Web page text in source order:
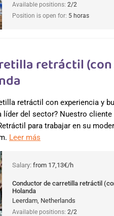
Available positions: 2/2
Position is open for: 5 horas
retráctil
retráctil con experiencia y
líder del sector? Nuestro
para trabajar en su
Leer más
Salary: from 17,13€/h
Conductor de carretilla retráctil
Holanda
Leerdam, Netherlands
Available positions: 2/2